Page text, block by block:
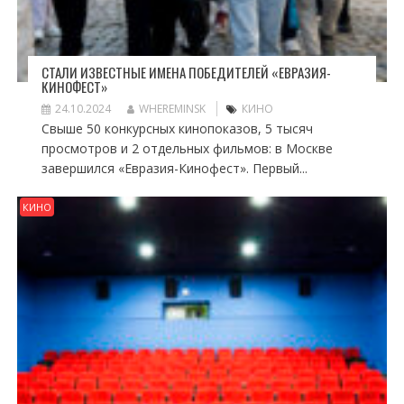
СТАЛИ ИЗВЕСТНЫЕ ИМЕНА ПОБЕДИТЕЛЕЙ «ЕВРАЗИЯ-
КИНОФЕСТ»
24.10.2024 WHEREMINSK КИНО
Свыше 50 конкурсных кинопоказов, 5 тысяч
просмотров и 2 отдельных фильмов: в Москве
завершился «Евразия-Кинофест». Первый...
КИНО